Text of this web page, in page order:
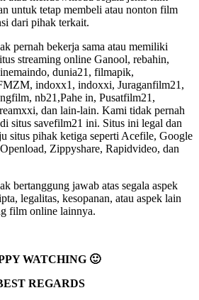
untuk tetap membeli atau nonton film
dari pihak terkait.
pernah bekerja sama atau memiliki
streaming online Ganool, rebahin,
dunia21, filmapik,
indoxx1, indoxxi, Juraganfilm21,
nb21,Pahe in, Pusatfilm21,
dan lain-lain. Kami tidak pernah
situs savefilm21 ini. Situs ini legal dan
situs pihak ketiga seperti Acefile, Google
Zippyshare, Rapidvideo, dan
bertanggung jawab atas segala aspek
legalitas, kesopanan, atau aspek lain
film online lainnya.
WATCHING 🙂
REGARDS